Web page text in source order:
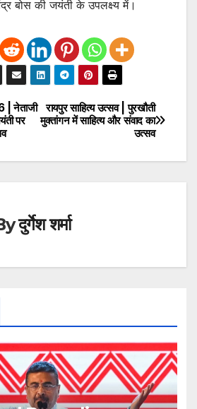
बोस की जयंती के उपलक्ष्य में।
रायपुर साहित्य उत्सव | पुरखौती
मुक्तांगन में साहित्य और संवाद का
उत्सव
| नेताजी
पर
दुर्गेश शर्मा